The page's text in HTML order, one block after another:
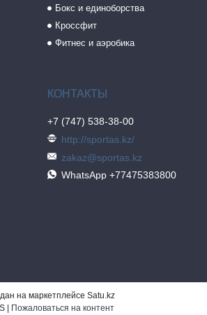
Бокс и единоборства
Кроссфит
Фитнес и аэробика
+7 (747) 538-38-00
http://sportas.kz/
zakaz@sportas.kz
WhatsApp +77475383800
на маркетплейсе Satu.kz
Пожаловаться на контент